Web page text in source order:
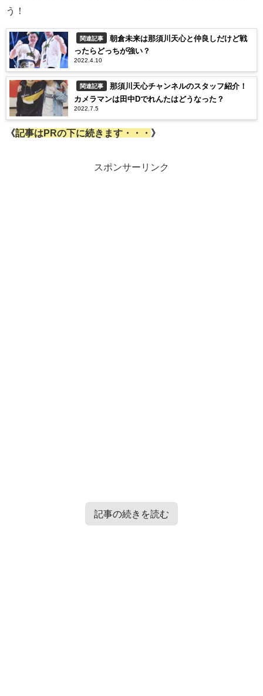
う！
関連記事
朝倉未来は那須川天心と仲良しだけど戦
ったらどっちが強い？
2022.4.10
関連記事
那須川天心チャンネルのスタッフ紹介！
カメラマンは田中Dでれんたはどうなった？
2022.7.5
《記事はPRの下に続きます・・・ 》
スポンサーリンク
記事の続きを読む